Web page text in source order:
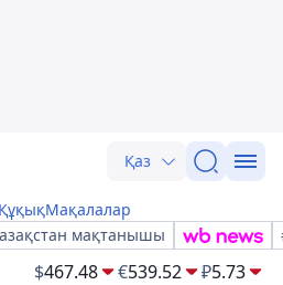
Қаз
ҚұқықМақалалар
мақтанышы
$467.48 €539.52 ₽5.73